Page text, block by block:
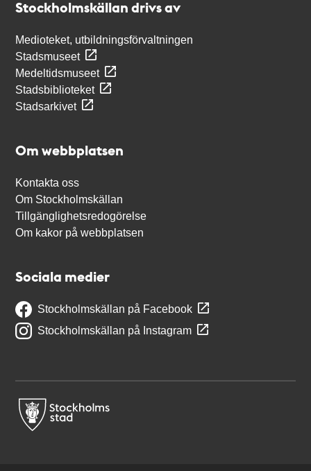
Stockholmskällan drivs av
Medioteket, utbildningsförvaltningen
Stadsmuseet
Medeltidsmuseet
Stadsbiblioteket
Stadsarkivet
Om webbplatsen
Kontakta oss
Om Stockholmskällan
Tillgänglighetsredogörelse
Om kakor på webbplatsen
Sociala medier
Stockholmskällan på Facebook
Stockholmskällan på Instagram